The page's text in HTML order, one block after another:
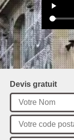
Devis gratuit